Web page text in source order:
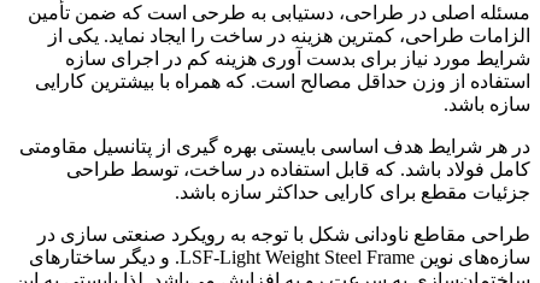
مسئله اصلی در طراحی، دستیابی به طرحی است که ضمن تأمین
الزامات طراحی، کمترین هزینه در ساخت را ایجاد نماید. یکی از
شرایط مورد نیاز برای بدست آوری هزینه کم در اجرای سازه
استفاده از وزن حداقل مصالح است. که همراه با بیشترین کارایی
سازه باشد.
در هر شرایط هدف اساسی بایستی بهره گیری از پتانسیل مقاومتی
کامل فولاد باشد. که قابل استفاده در ساخت، توسط طراحی
جزئیات مقطع برای کارایی حداکثر سازه باشد.
طراحی مقاطع ناودانی شکل با توجه به رویکرد صنعتی سازی در
سازه‌های نوین LSF-Light Weight Steel Frame. و دیگر ساختارهای